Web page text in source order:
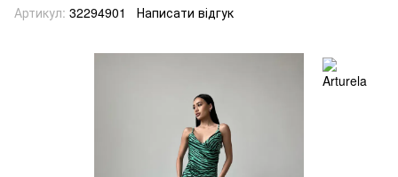
Артикул: 32294901 Написати відгук